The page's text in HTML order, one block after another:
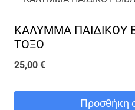
επιλεγούν
στη
σελίδα
ΚΑΛΥΜΜΑ ΠΑΙΔΙΚΟΥ
ΤΟΞΟ
25,00 €
Προσθήκη